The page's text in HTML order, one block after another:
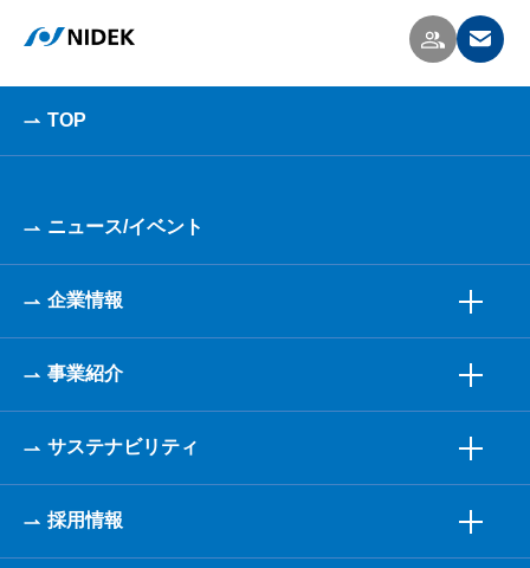
TOP
ニュース/イベント
企業情報
事業紹介
サステナビリティ
採用情報